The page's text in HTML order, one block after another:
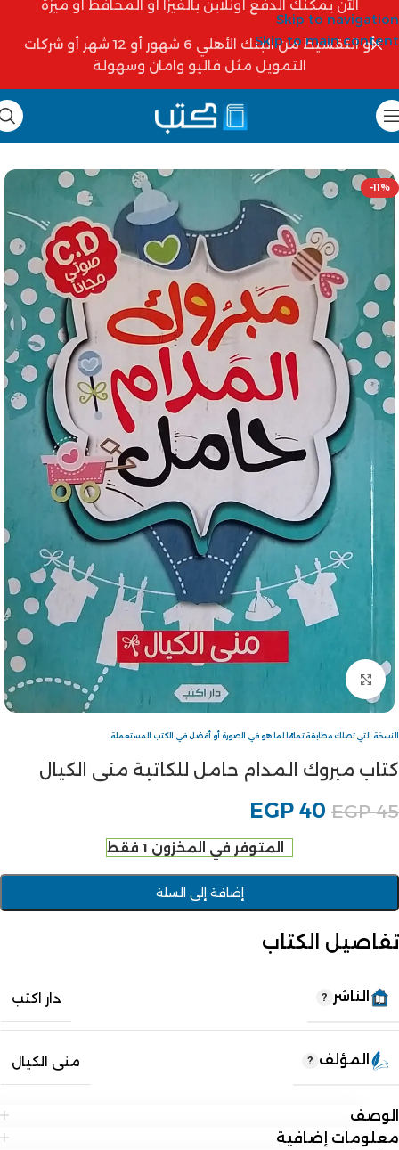
Skip to navigation
Skip to main content
الآن يمكنك الدفع أونلاين بالفيزا أو المحافظ أو ميزة
أو التقسيط من البنك الأهلي 6 شهور أو 12 شهر أو شركات
التمويل مثل فاليو وامان وسهولة
-11%
Click to enlarge
النسخة التي تصلك مطابقة تمامًا لما هو في الصورة أو أفضل في الكتب المستعملة.
كتاب مبروك المدام حامل للكاتبة منى الكيال
EGP45
EGP 40
المتوفر في المخزون 1 فقط
إضافة إلى السلة
تفاصيل الكتاب
الناشر دار اكتب
المؤلف منى الكيال
الوصف
معلومات إضافية